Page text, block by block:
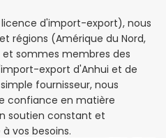
d'import-export), nous
régions (Amérique du Nord,
sommes membres des
export d'Anhui et de
fournisseur, nous
confiance en matière
soutien constant et
vos besoins.